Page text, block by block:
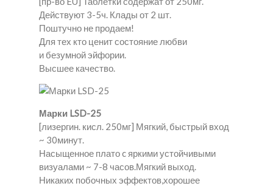
Действуют 3-5ч. Клады от 2 шт.
Поштучно не продаем!
Для тех кто ценит состояние любви
и безумной эйфории.
Высшее качество.
Марки LSD-25
[лизергин. кисл. 250мг] Мягкий, быстрый вход
~ 30минут.
Насыщенное плато c яркими устойчивыми
визуалами ~ 7-8 часов.Мягкий выход.
Никаких побочных эффектов,хорошее